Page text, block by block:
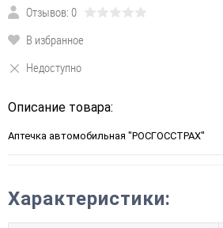
Отзывов: 0
В избранное
Недоступно
Описание товара:
Аптечка автомобильная "РОСГОССТРАХ"
Характеристики: